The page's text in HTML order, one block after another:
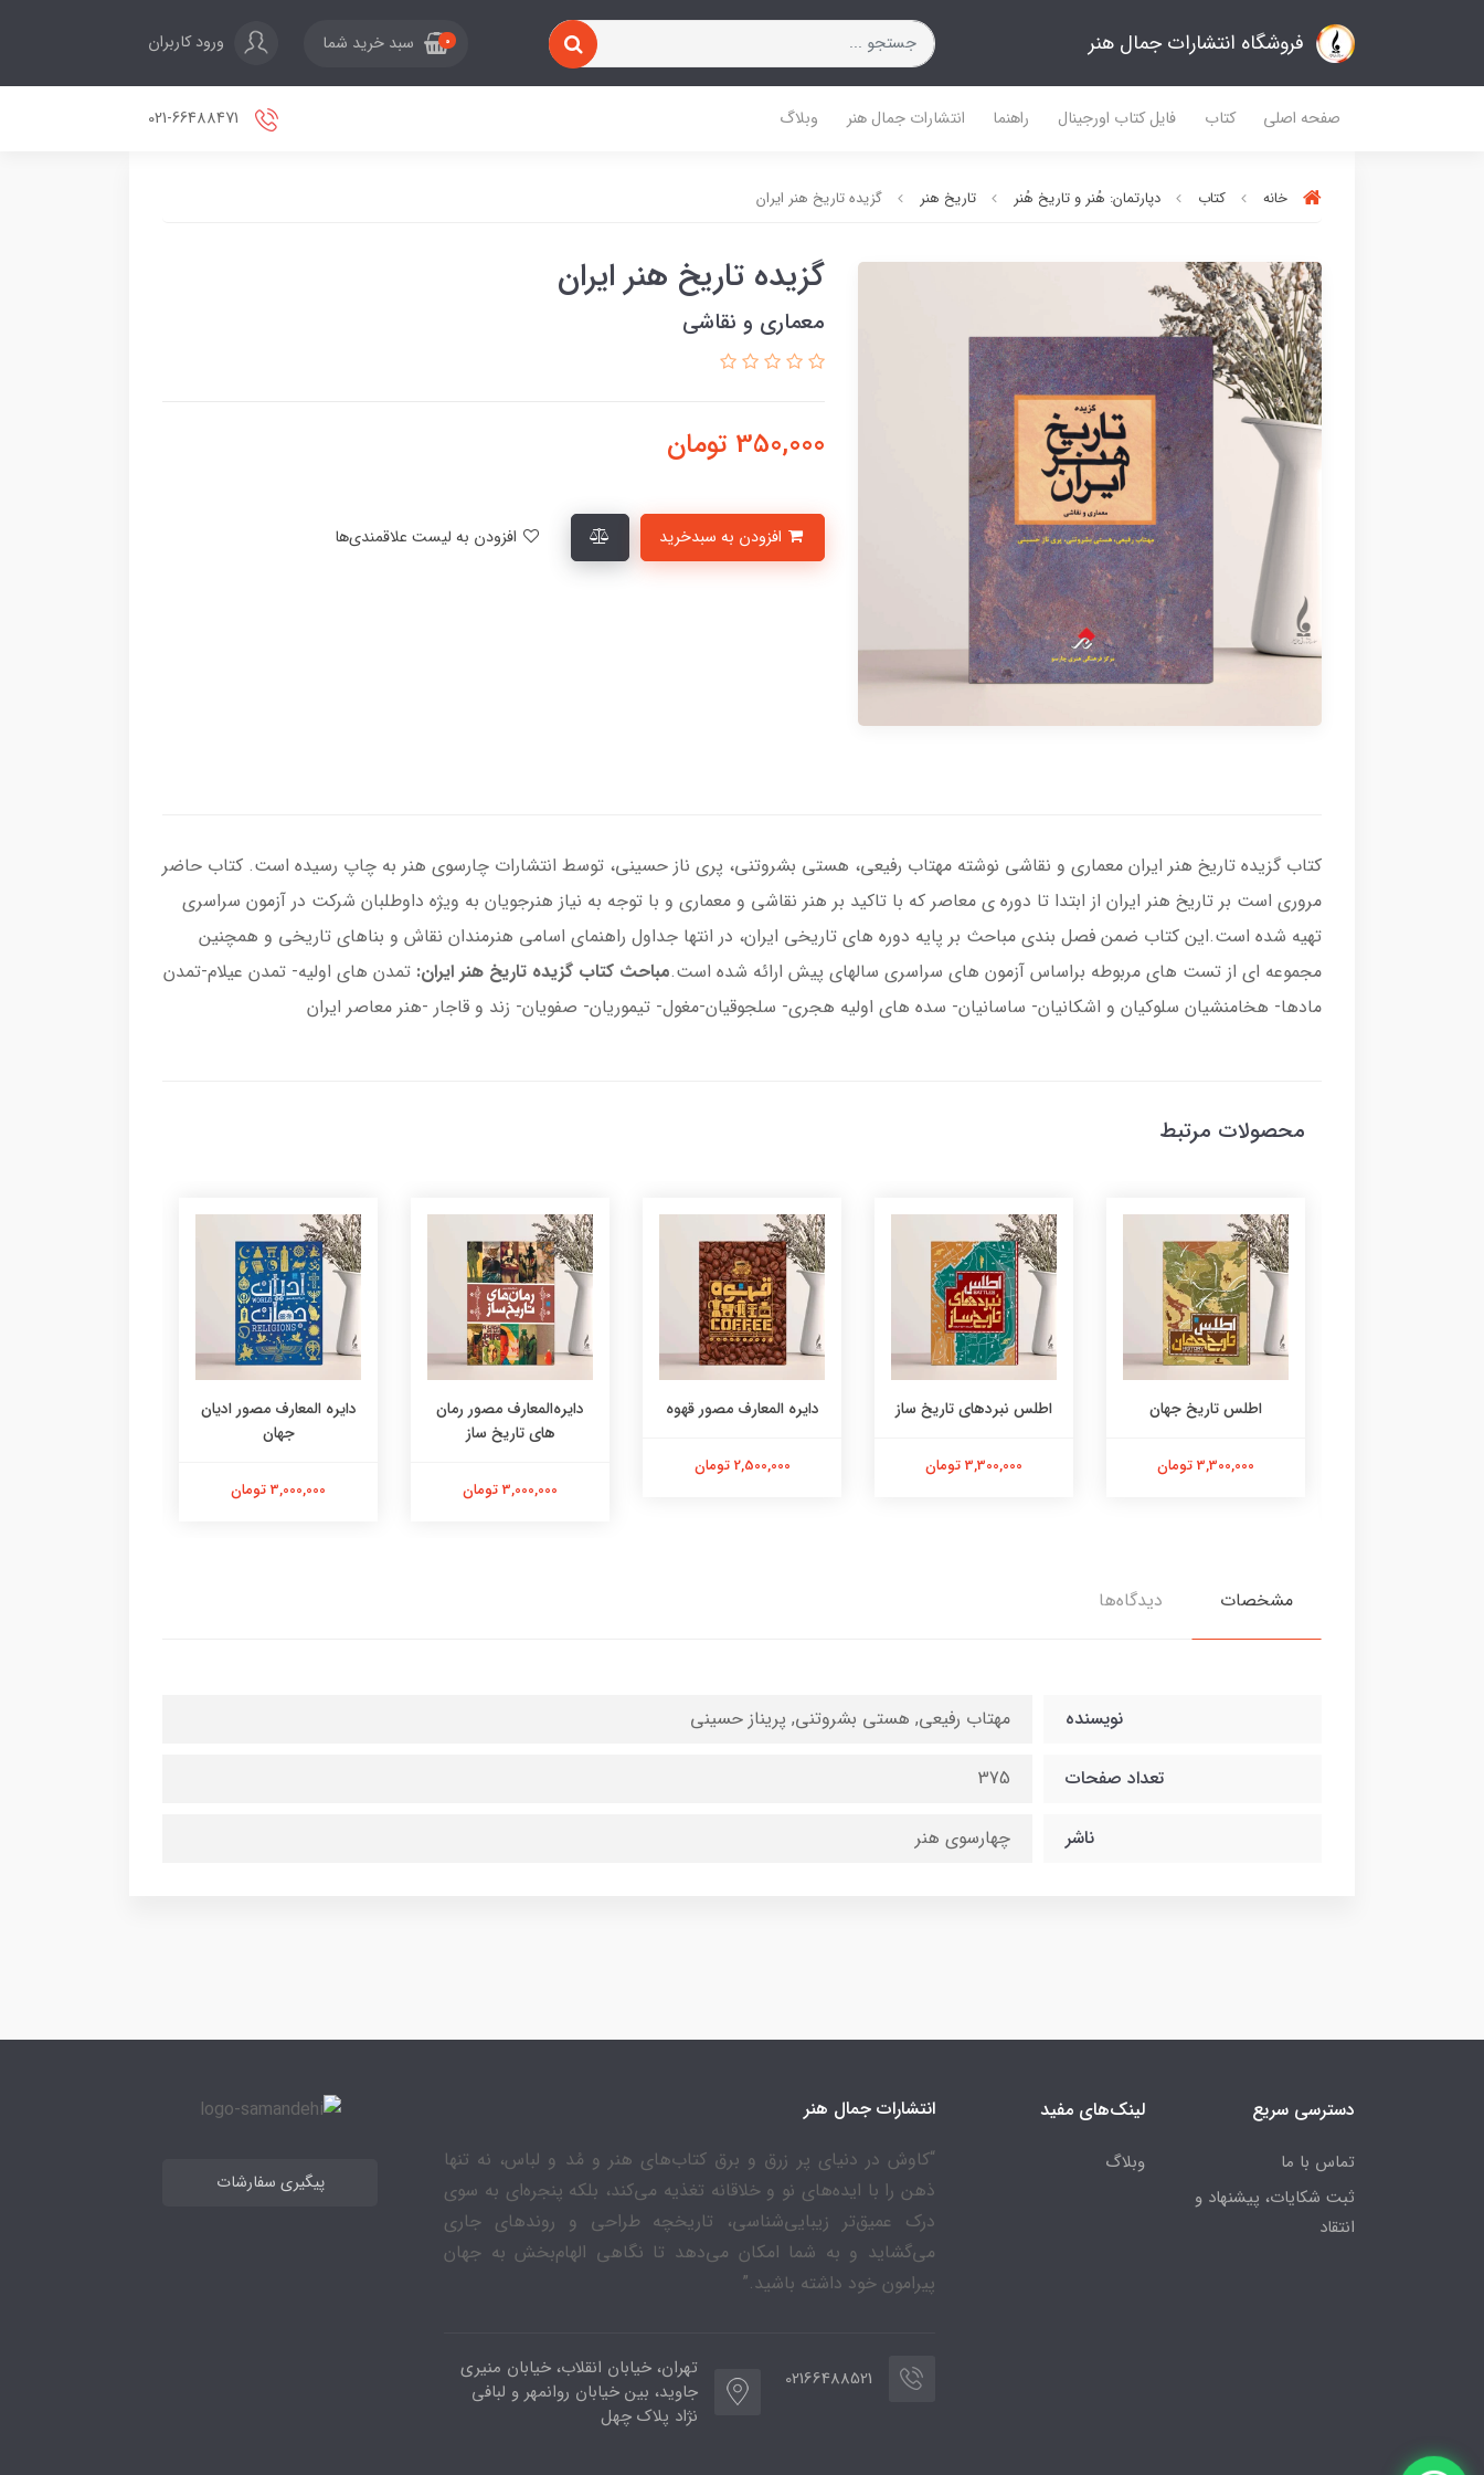
فروشگاه انتشارات جمال هنر 0 سبد خرید شما ورود کاربران
صفحه اصلی کتاب فایل کتاب اورجینال راهنما انتشارات جمال هنر وبلاگ
خانه کتاب دپارتمان: هُنر و تاریخ هُنر تاریخ هنر گزیده تاریخ هنر ایران
گزیده تاریخ هنر ایران
معماری و نقاشی
350,000 تومان
کتاب گزیده تاریخ هنر ایران معماری و نقاشی نوشته مهتاب رفیعی، هستی بشروتنی، پری ناز حسینی، توسط انتشارات چارسوی هنر به چاپ رسیده است. كتاب حاضر
مروری است بر تاریخ هنر ایران از ابتدا تا دوره ی معاصر كه با تاكید بر هنر نقاشی و معماری و با توجه به نیاز هنرجویان به ویژه داوطلبان شركت در آزمون سراسری
تهیه شده است.این كتاب ضمن فصل بندی مباحث بر پایه دوره های تاریخی ایران، در انتها جداول راهنمای اسامی هنرمندان نقاش و بناهای تاریخی و همچنین
مجموعه ای از تست های مربوطه براساس آزمون های سراسری سالهای پیش ارائه شده است.مباحث کتاب گزیده تاریخ هنر ایران: تمدن هاي اوليه- تمدن عيلام-تمدن
مادها- هخامنشيان سلوكيان و اشكانيان- ساسانيان- سده هاي اوليه هجري- سلجوقيان-مغول- تیموریان- صفویان- زند و قاجار -هنر معاصر ایران
محصولات مرتبط
اطلس تاریخ جهان
3,300,000 تومان
اطلس نبردهای تاریخ ساز
3,300,000 تومان
دایره المعارف مصور قهوه
2,500,000 تومان
دایره‌المعارف مصور رمان
های تاریخ ساز
3,000,000 تومان
دایره المعارف مصور ادیان
جهان
3,000,000 تومان
مشخصات دیدگاه‌ها
نویسنده مهتاب رفیعی, هستی بشروتنی, پریناز حسینی
تعداد صفحات 375
ناشر چهارسوی هنر
دسترسی سریع
تماس با ما
ثبت شکایات، پیشنهاد و
انتقاد
لینک‌های مفید
وبلاگ
انتشارات جمال هنر
“کاوش در دنیای پر زرق و برق کتاب‌های هنر و مُد و لباس، نه تنها
ذهن را با ایده‌های نو و خلاقانه تغذیه می‌کند، بلکه پنجره‌ای به سوی
درک عمیق‌تر زیبایی‌شناسی، تاریخچه طراحی و روندهای جاری
می‌گشاید و به شما امکان می‌دهد تا نگاهی الهام‌بخش به جهان
پیرامون خود داشته باشید.”
02166488521
تهران، خیابان انقلاب، خیابان منیری
جاوید، بین خیابان روانمهر و لبافی
نژاد پلاک چهل
پیگیری سفارشات